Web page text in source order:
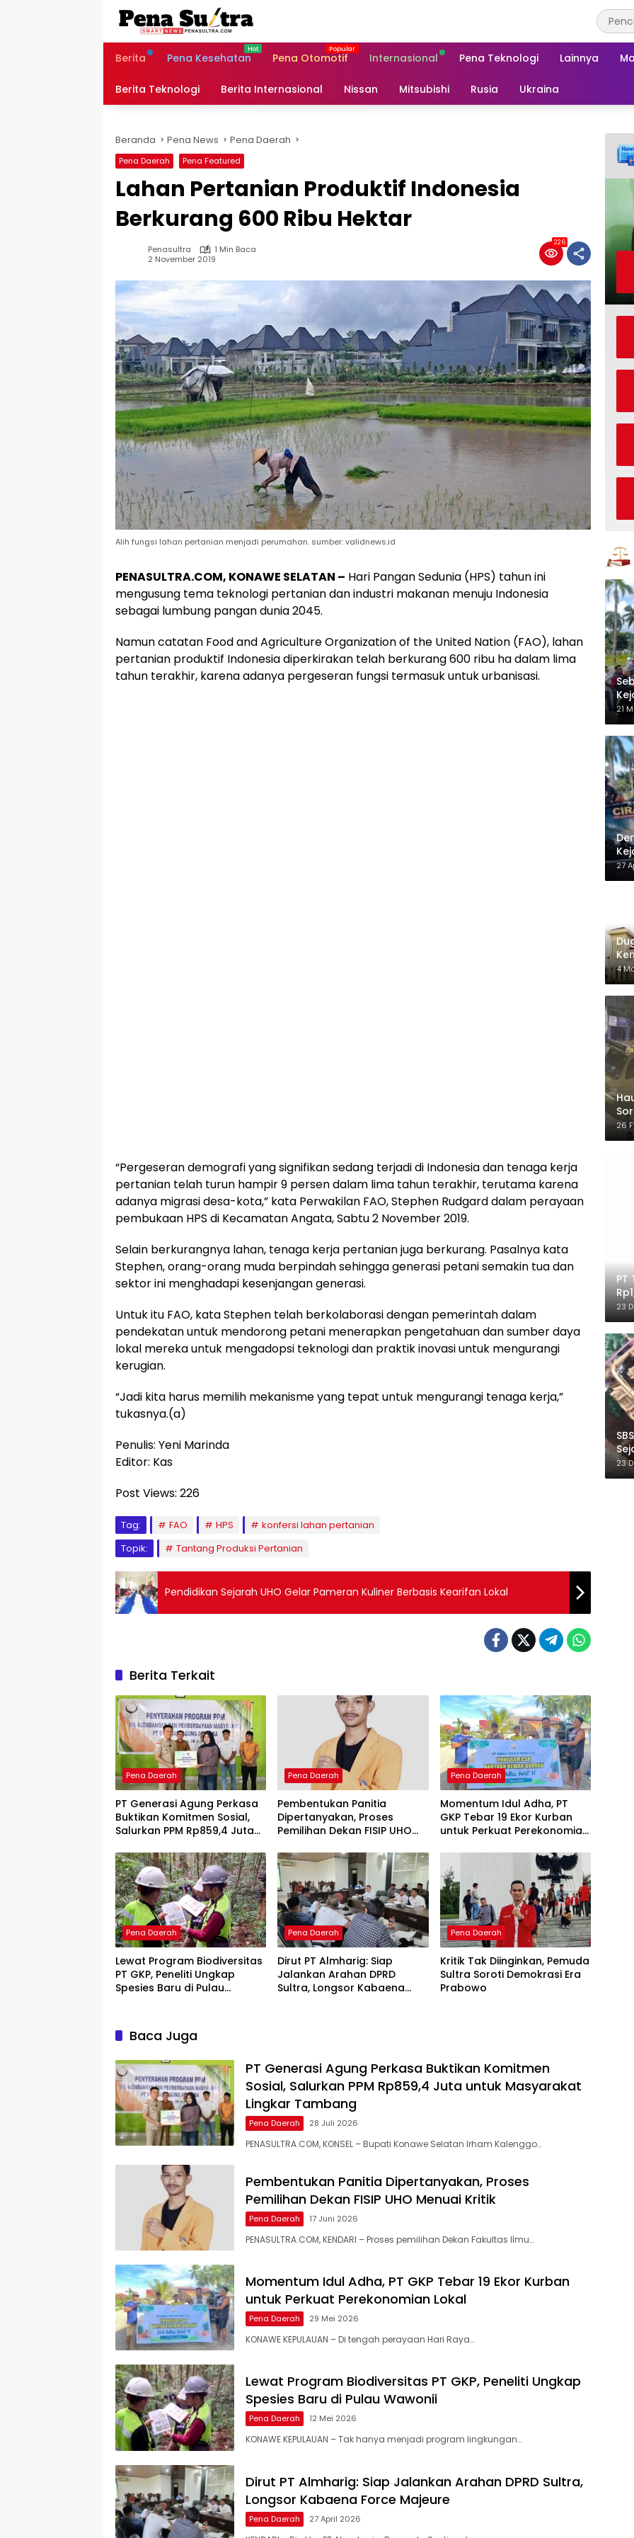
Berita
Pena Kesehatan Pena Otomotif Internasional Pena Teknologi Lainnya
Berita Teknologi Berita Internasional Nissan Mitsubishi Rusia Ukraina
Beranda Pena News Pena Daerah
Pena Daerah Pena Featured
Lahan Pertanian Produktif Indonesia
Berkurang 600 Ribu Hektar
Penasultra
1 Min Baca
2 November 2019
226
Alih fungsi lahan pertanian menjadi perumahan. sumber: validnews.id
PENASULTRA.COM, KONAWE SELATAN – Hari Pangan Sedunia (HPS) tahun ini
mengusung tema teknologi pertanian dan industri makanan menuju Indonesia
sebagai lumbung pangan dunia 2045.
Namun catatan Food and Agriculture Organization of the United Nation (FAO), lahan
pertanian produktif Indonesia diperkirakan telah berkurang 600 ribu ha dalam lima
tahun terakhir, karena adanya pergeseran fungsi termasuk untuk urbanisasi.
“Pergeseran demografi yang signifikan sedang terjadi di Indonesia dan tenaga kerja
pertanian telah turun hampir 9 persen dalam lima tahun terakhir, terutama karena
adanya migrasi desa-kota,” kata Perwakilan FAO, Stephen Rudgard dalam perayaan
pembukaan HPS di Kecamatan Angata, Sabtu 2 November 2019.
Selain berkurangnya lahan, tenaga kerja pertanian juga berkurang. Pasalnya kata
Stephen, orang-orang muda berpindah sehingga generasi petani semakin tua dan
sektor ini menghadapi kesenjangan generasi.
Untuk itu FAO, kata Stephen telah berkolaborasi dengan pemerintah dalam
pendekatan untuk mendorong petani menerapkan pengetahuan dan sumber daya
lokal mereka untuk mengadopsi teknologi dan praktik inovasi untuk mengurangi
kerugian.
“Jadi kita harus memilih mekanisme yang tepat untuk mengurangi tenaga kerja,”
tukasnya.(a)
Penulis: Yeni Marinda
Editor: Kas
Post Views: 226
Tag: FAO HPS
konfersi lahan pertanian
Topik:
Tantang Produksi Pertanian
Pendidikan Sejarah UHO Gelar Pameran Kuliner Berbasis Kearifan Lokal
Berita Terkait
Pena Daerah
PT Generasi Agung Perkasa
Buktikan Komitmen Sosial,
Salurkan PPM Rp859,4 Juta
Tambang
Pena Daerah
Pembentukan Panitia
Dipertanyakan, Proses
Pemilihan Dekan FISIP UHO
Pena Daerah
Momentum Idul Adha, PT
GKP Tebar 19 Ekor Kurban
untuk Perkuat Perekonomian
Pena Daerah
Lewat Program Biodiversitas
PT GKP, Peneliti Ungkap
Spesies Baru di Pulau
Pena Daerah
Dirut PT Almharig: Siap
Jalankan Arahan DPRD
Sultra, Longsor Kabaena
Pena Daerah
Kritik Tak Diinginkan, Pemuda
Sultra Soroti Demokrasi Era
Prabowo
Baca Juga
PT Generasi Agung Perkasa Buktikan Komitmen
Sosial, Salurkan PPM Rp859,4 Juta untuk Masyarakat
Lingkar Tambang
Pena Daerah 28 Juli 2026
PENASULTRA.COM, KONSEL – Bupati Konawe Selatan Irham Kalenggo…
Pembentukan Panitia Dipertanyakan, Proses
Pemilihan Dekan FISIP UHO Menuai Kritik
Pena Daerah 17 Juni 2026
PENASULTRA.COM, KENDARI – Proses pemilihan Dekan Fakultas Ilmu…
Momentum Idul Adha, PT GKP Tebar 19 Ekor Kurban
untuk Perkuat Perekonomian Lokal
Pena Daerah 29 Mei 2026
KONAWE KEPULAUAN – Di tengah perayaan Hari Raya…
Lewat Program Biodiversitas PT GKP, Peneliti Ungkap
Spesies Baru di Pulau Wawonii
Pena Daerah 12 Mei 2026
KONAWE KEPULAUAN – Tak hanya menjadi program lingkungan…
Dirut PT Almharig: Siap Jalankan Arahan DPRD Sultra,
Longsor Kabaena Force Majeure
Pena Daerah 27 April 2026
21
27
4
26
PT
23
23